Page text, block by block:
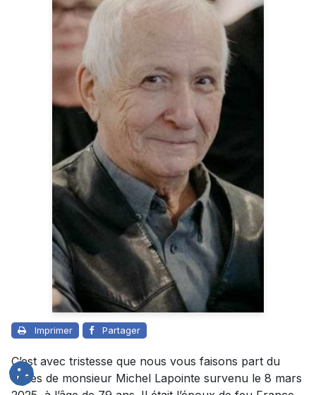
Imprimer Partager
C’est avec tristesse que nous vous faisons part du
décès de monsieur Michel Lapointe survenu le 8 mars